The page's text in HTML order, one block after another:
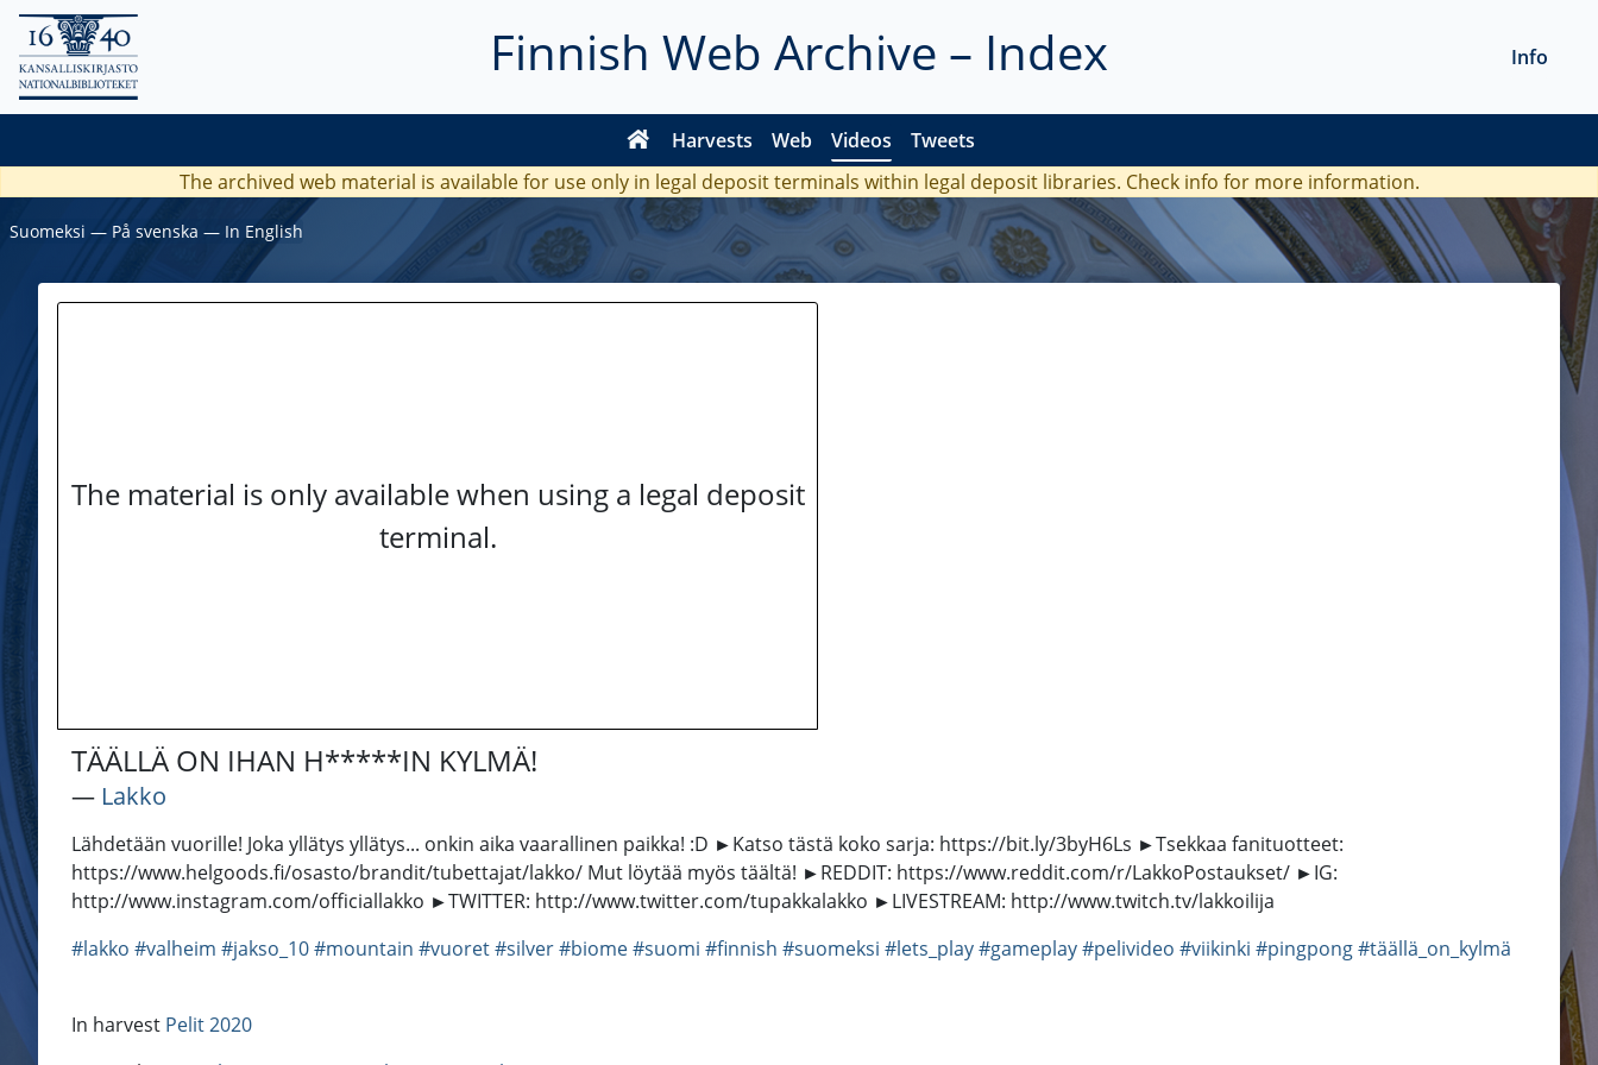
Finnish Web Archive – Index
Harvests Web Videos Tweets
Info
The archived web material is available for use only in legal deposit terminals within legal deposit libraries. Check info for more information.
Suomeksi ― På svenska ― In English
The material is only available when using a legal deposit
terminal.
TÄÄLLÄ ON IHAN H*****IN KYLMÄ!
― Lakko
Lähdetään vuorille! Joka yllätys yllätys... onkin aika vaarallinen paikka! :D ►Katso tästä koko sarja: https://bit.ly/3byH6Ls ►Tsekkaa fanituotteet:
https://www.helgoods.fi/osasto/brandit/tubettajat/lakko/ Mut löytää myös täältä! ►REDDIT: https://www.reddit.com/r/LakkoPostaukset/ ►IG:
http://www.instagram.com/officiallakko ►TWITTER: http://www.twitter.com/tupakkalakko ►LIVESTREAM: http://www.twitch.tv/lakkoilija
#lakko #valheim #jakso_10#mountain #vuoret#silver#biome#suomi #finnish #suomeksi #lets_play#gameplay#pelivideo #viikinki #pingpong#täällä_on_kylmä
In harvest Pelit 2020